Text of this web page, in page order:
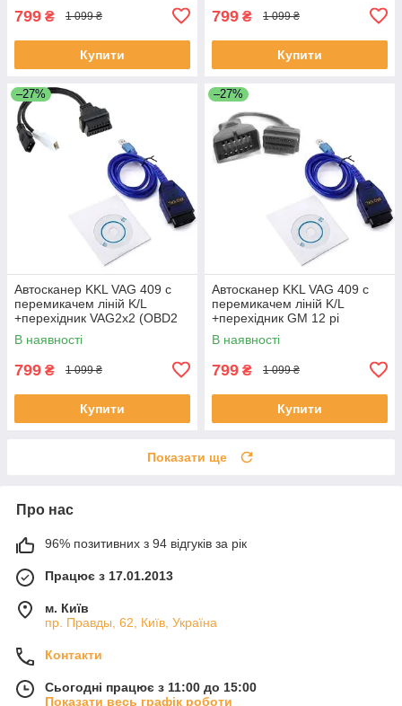
799 ₴ 1 099 ₴
Купити
799 ₴ 1 099 ₴
Купити
–27%
Автосканер KKL VAG 409 c
перемикачем ліній K/L
+перехідник VAG2x2 (OBD2
сканер Аudi Vw Seat Skoda
Posche)
В наявності
799 ₴ 1 099 ₴
Купити
–27%
Автосканер KKL VAG 409 c
перемикачем ліній K/L
+перехідник GM 12 pi
(OBD1/2 сканер Daewoo
Lanos, VAZ ВАЗ )
В наявності
799 ₴ 1 099 ₴
Купити
Показати ще
Про нас
96% позитивних з 94 відгуків за рік
Працює з 17.01.2013
м. Київ
пр. Правды, 62, Київ, Україна
Контакти
Сьогодні працює з 11:00 до 15:00
Показати весь графік роботи